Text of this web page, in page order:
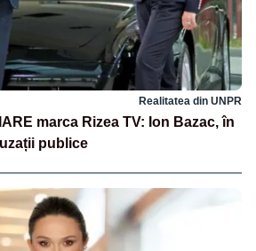
Realitatea din UNPR
marca Rizea TV: Ion Bazac, în
publice